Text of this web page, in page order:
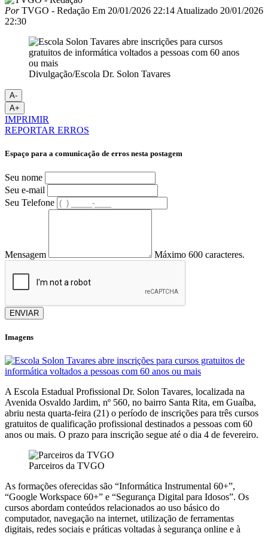
PorTVGO - Redação Em 20/01/2026 22:14 Atualizado 20/01/2026
22:30
Divulgação/Escola Dr. Solon Tavares
A-
A+
IMPRIMIR
REPORTAR ERROS
Espaço para a comunicação de erros nesta postagem
Seu nome
Seu e-mail
Seu Telefone
Mensagem Máximo 600 caracteres.
ENVIAR
Imagens
A Escola Estadual Profissional Dr. Solon Tavares, localizada na
Avenida Osvaldo Jardim, nº 560, no bairro Santa Rita, em Guaíba,
abriu nesta quarta-feira (21) o período de inscrições para três cursos
gratuitos de qualificação profissional destinados a pessoas com 60
anos ou mais. O prazo para inscrição segue até o dia 4 de fevereiro.
Parceiros da TVGO
As formações oferecidas são “Informática Instrumental 60+”,
“Google Workspace 60+” e “Segurança Digital para Idosos”. Os
cursos abordam conteúdos relacionados ao uso básico do
computador, navegação na internet, utilização de ferramentas
digitais, redes sociais e práticas voltadas à segurança online e à